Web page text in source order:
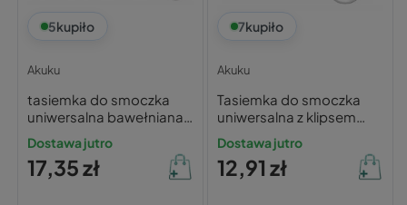
5kupiło
Akuku
tasiemka do smoczka
uniwersalna bawełniana
ecru
Dostawa jutro
17,35 zł
7kupiło
Akuku
Tasiemka do smoczka
uniwersalna z klipsem
niebieska Akuku
Dostawa jutro
12,91 zł